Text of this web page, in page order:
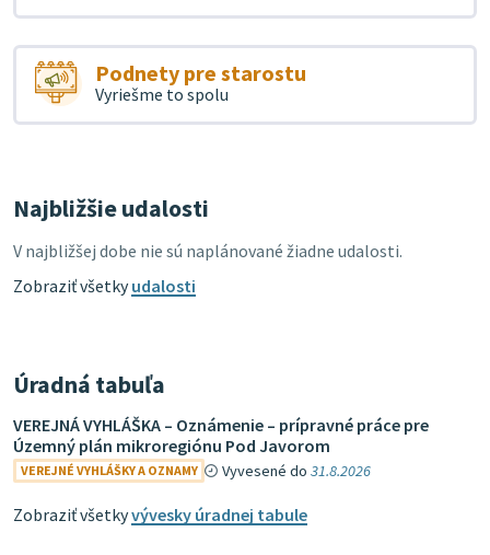
Podnety pre starostu
Vyriešme to spolu
Najbližšie udalosti
V najbližšej dobe nie sú naplánované žiadne udalosti.
Zobraziť všetkyudalosti
Úradná tabuľa
VEREJNÁ VYHLÁŠKA – Oznámenie – prípravné práce pre
Územný plán mikroregiónu Pod Javorom
VEREJNÉ VYHLÁŠKY A OZNAMY Vyvesené do31.8.2026
Zobraziť všetkyvývesky úradnej tabule